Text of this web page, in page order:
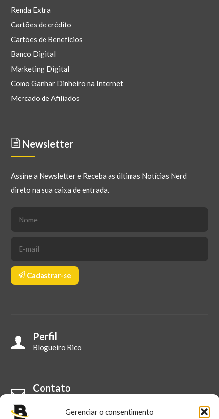
Gerenciar o consentimento
Renda Extra
Cartões de crédito
Cartões de Benefícios
Banco Digital
Marketing Digital
Como Ganhar Dinheiro na Internet
Mercado de Afiliados
Newsletter
Assine a Newsletter e Receba as últimas Notícias Nerd
direto na sua caixa de entrada.
Cadastrar-se
Perfil
Blogueiro Rico
Contato